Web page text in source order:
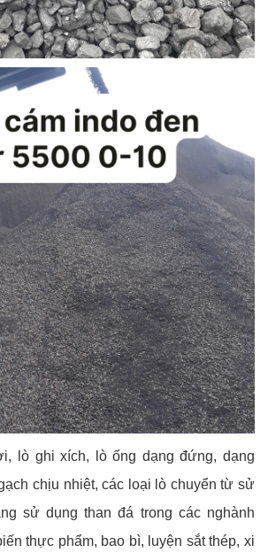
lò ghi xích, lò ống dạng đứng, dạng
chịu nhiệt, các loại lò chuyển từ sử
sử dụng than đá trong các nghành
thực phẩm, bao bì, luyện sắt thép, xi